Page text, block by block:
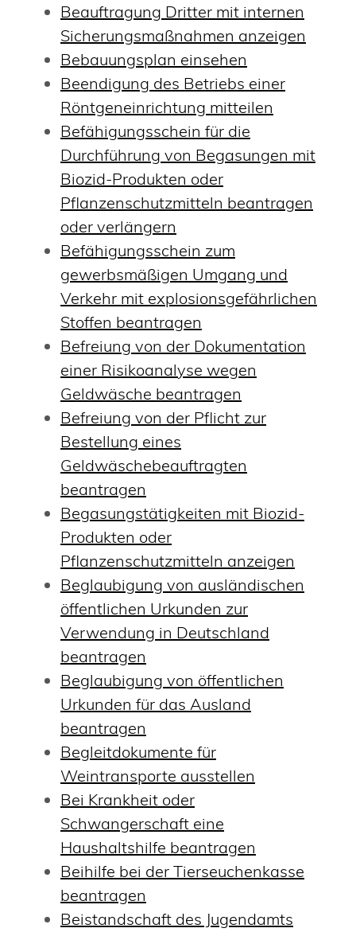
Beauftragung Dritter mit internen
Sicherungsmaßnahmen anzeigen
Bebauungsplan einsehen
Beendigung des Betriebs einer
Röntgeneinrichtung mitteilen
Befähigungsschein für die
Durchführung von Begasungen mit
Biozid-Produkten oder
Pflanzenschutzmitteln beantragen
oder verlängern
Befähigungsschein zum
gewerbsmäßigen Umgang und
Verkehr mit explosionsgefährlichen
Stoffen beantragen
Befreiung von der Dokumentation
einer Risikoanalyse wegen
Geldwäsche beantragen
Befreiung von der Pflicht zur
Bestellung eines
Geldwäschebeauftragten
beantragen
Begasungstätigkeiten mit Biozid-
Produkten oder
Pflanzenschutzmitteln anzeigen
Beglaubigung von ausländischen
öffentlichen Urkunden zur
Verwendung in Deutschland
beantragen
Beglaubigung von öffentlichen
Urkunden für das Ausland
beantragen
Begleitdokumente für
Weintransporte ausstellen
Bei Krankheit oder
Schwangerschaft eine
Haushaltshilfe beantragen
Beihilfe bei der Tierseuchenkasse
beantragen
Beistandschaft des Jugendamts